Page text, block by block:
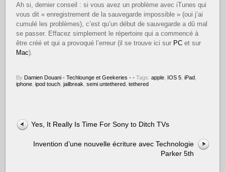
Ah si, dernier conseil : si vous avez un problème avec iTunes qui
vous dit « enregistrement de la sauvegarde impossible » (oui j’ai
cumulé les problèmes), c’est qu’un début de sauvegarde a dû mal
se passer. Effacez simplement le répertoire qui a commencé à
être créé et qui a provoqué l’erreur (il se trouve ici sur PC et sur
Mac).
By Damien Douani • Techlounge et Geekeries • • Tags:apple IOS 5 ,iPad
iphone ,ipod touch ,jailbreak ,semi untethered ,tethered
Yes, It Really Is Time For Sony to Ditch TVs
Invention d’une nouvelle écriture avec Technologie
Parker 5th